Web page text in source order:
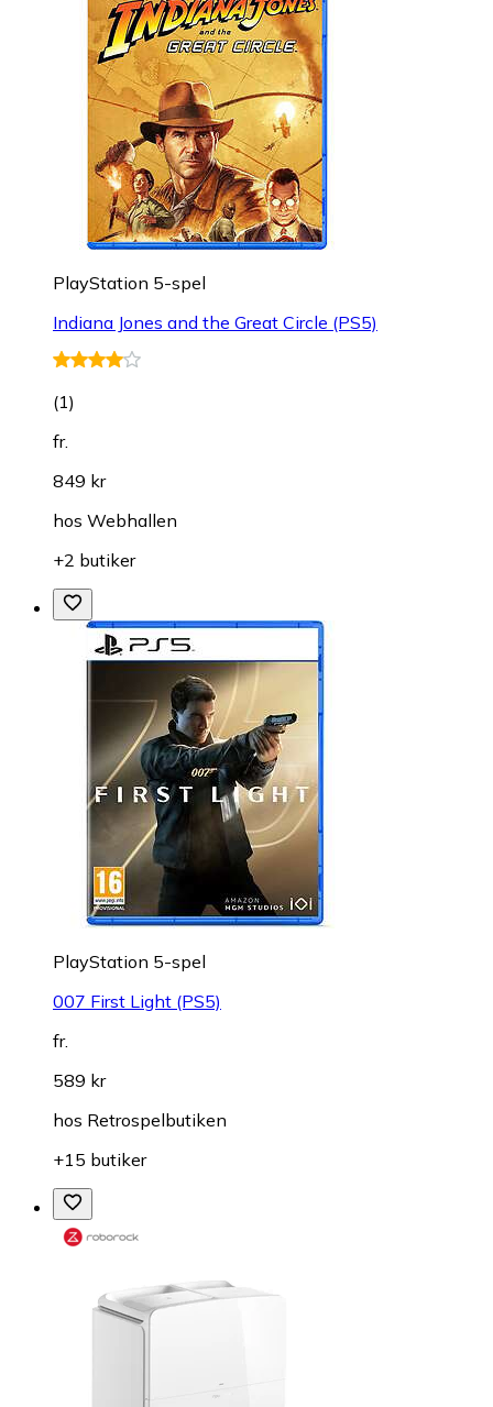
PlayStation 5-spel
Indiana Jones and the Great Circle (PS5)
(1)
fr.
849 kr
hos Webhallen
+2 butiker
PlayStation 5-spel
007 First Light (PS5)
fr.
589 kr
hos Retrospelbutiken
+15 butiker